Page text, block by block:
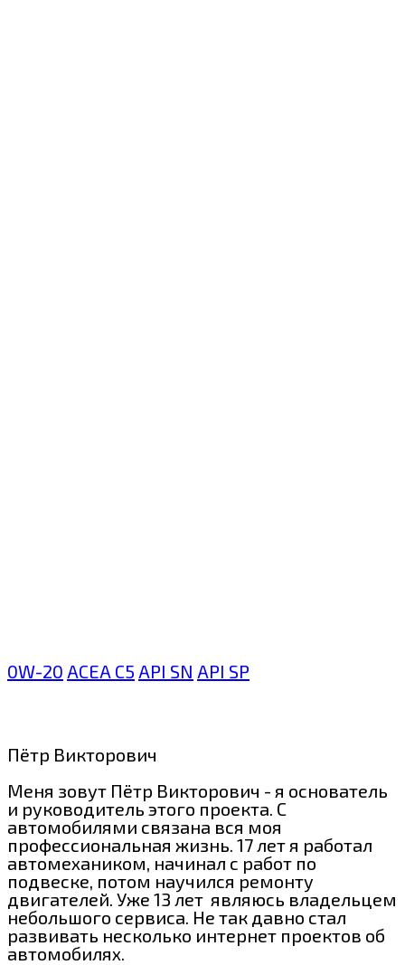
0W-20 ACEA C5 API SN API SP
Пётр Викторович
Меня зовут Пётр Викторович - я основатель
и руководитель этого проекта. С
автомобилями связана вся моя
профессиональная жизнь. 17 лет я работал
автомехаником, начинал с работ по
подвеске, потом научился ремонту
двигателей. Уже 13 лет являюсь владельцем
небольшого сервиса. Не так давно стал
развивать несколько интернет проектов об
автомобилях.